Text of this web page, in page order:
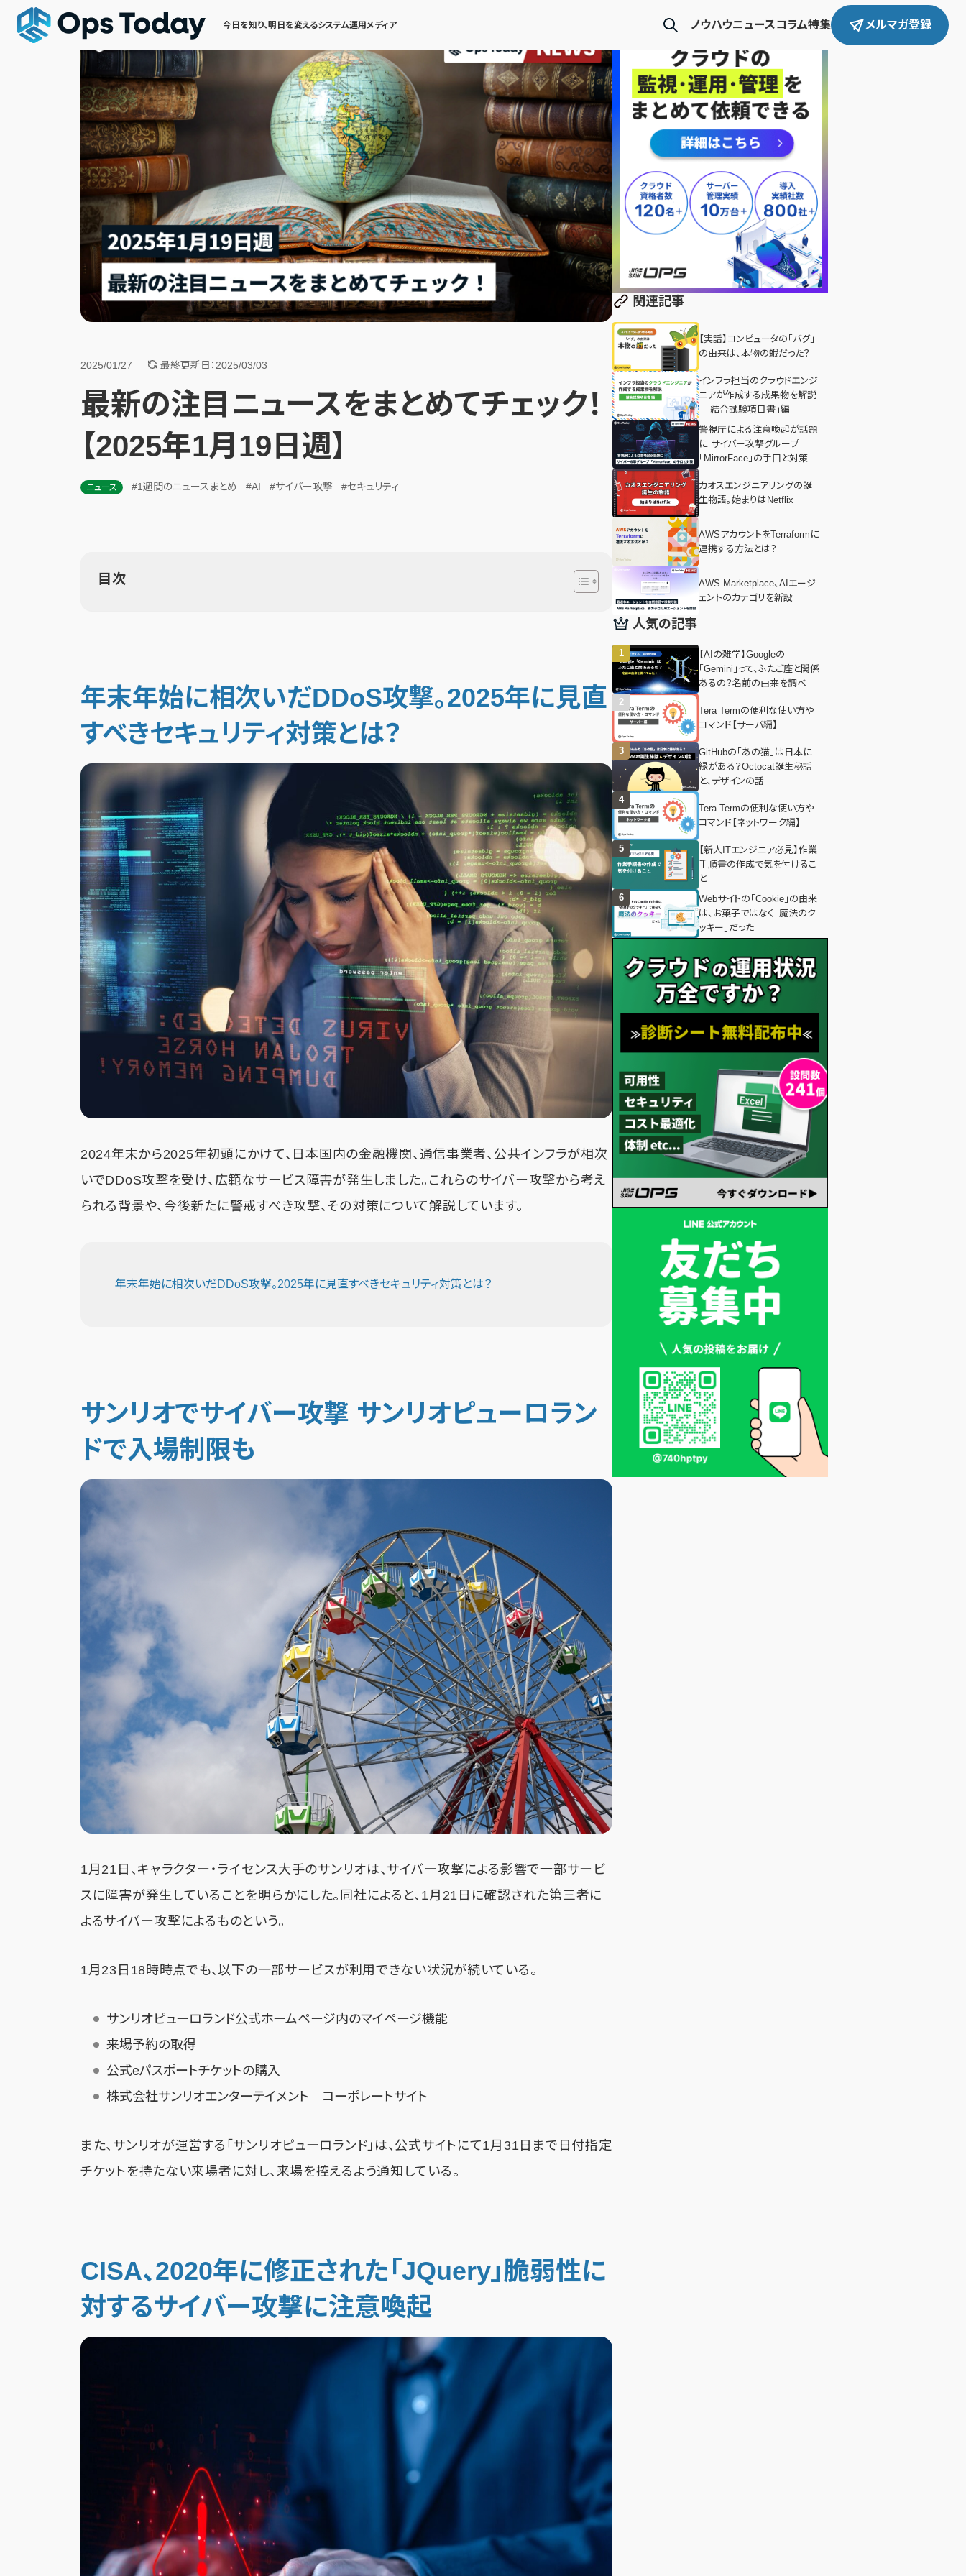
今日を知り、明日を変えるシステム運用メディア ノウハウニュースコラム特集 メルマガ登録
2025/01/27 最終更新日：2025/03/03
最新の注目ニュースをまとめてチェック！
【2025年1月19日週】
ニュース #1週間のニュースまとめ #AI #サイバー攻撃 #セキュリティ
目次
年末年始に相次いだDDoS攻撃。2025年に見直
すべきセキュリティ対策とは？
2024年末から2025年初頭にかけて、日本国内の金融機関、通信事業者、公共インフラが相次
いでDDoS攻撃を受け、広範なサービス障害が発生しました。これらのサイバー攻撃から考え
られる背景や、今後新たに警戒すべき攻撃、その対策について解説しています。
年末年始に相次いだDDoS攻撃。2025年に見直すべきセキュリティ対策とは？
サンリオでサイバー攻撃 サンリオピューロラン
ドで入場制限も
1月21日、キャラクター・ライセンス大手のサンリオは、サイバー攻撃による影響で一部サービ
スに障害が発生していることを明らかにした。同社によると、1月21日に確認された第三者に
よるサイバー攻撃によるものという。
1月23日18時時点でも、以下の一部サービスが利用できない状況が続いている。
サンリオピューロランド公式ホームページ内のマイページ機能
来場予約の取得
公式eパスポートチケットの購入
株式会社サンリオエンターテイメント コーポレートサイト
また、サンリオが運営する「サンリオピューロランド」は、公式サイトにて1月31日まで日付指定
チケットを持たない来場者に対し、来場を控えるよう通知している。
CISA、2020年に修正された「JQuery」脆弱性に
対するサイバー攻撃に注意喚起
関連記事
【実話】コンピュータの「バグ」
の由来は、本物の蛾だった？
インフラ担当のクラウドエンジ
ニアが作成する成果物を解説
─「結合試験項目書」編
警視庁による注意喚起が話題
に サイバー攻撃グループ
「MirrorFace」の手口と対策と
カオスエンジニアリングの誕
生物語。始まりはNetflix
AWSアカウントをTerraformに
連携する方法とは？
AWS Marketplace、AIエージ
ェントのカテゴリを新設
人気の記事
【AIの雑学】Googleの
「Gemini」って、ふたご座と関係
あるの？名前の由来を調べて
Tera Termの便利な使い方や
コマンド【サーバ編】
GitHubの「あの猫」は日本に
縁がある？Octocat誕生秘話
と、デザインの話
Tera Termの便利な使い方や
コマンド【ネットワーク編】
【新人ITエンジニア必見】作業
手順書の作成で気を付けるこ
と
Webサイトの「Cookie」の由来
は、お菓子ではなく「魔法のク
ッキー」だった